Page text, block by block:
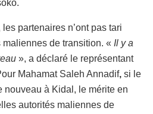
partenaires n’ont pas tari
maliennes de transition. « Il y a
», a déclaré le représentant
Mahamat Saleh Annadif, si le
nouveau à Kidal, le mérite en
autorités maliennes de